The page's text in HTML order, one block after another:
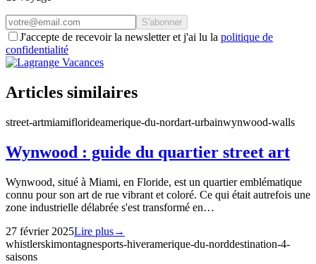
S'abonner
J'accepte de recevoir la newsletter et j'ai lu la politique de
confidentialité
Articles similaires
street-artmiamiflorideamerique-du-nordart-urbainwynwood-walls
Wynwood : guide du quartier street art
Wynwood, situé à Miami, en Floride, est un quartier emblématique
connu pour son art de rue vibrant et coloré. Ce qui était autrefois une
zone industrielle délabrée s'est transformé en…
27 février 2025Lire plus→
whistlerskimontagnesports-hiveramerique-du-norddestination-4-
saisons